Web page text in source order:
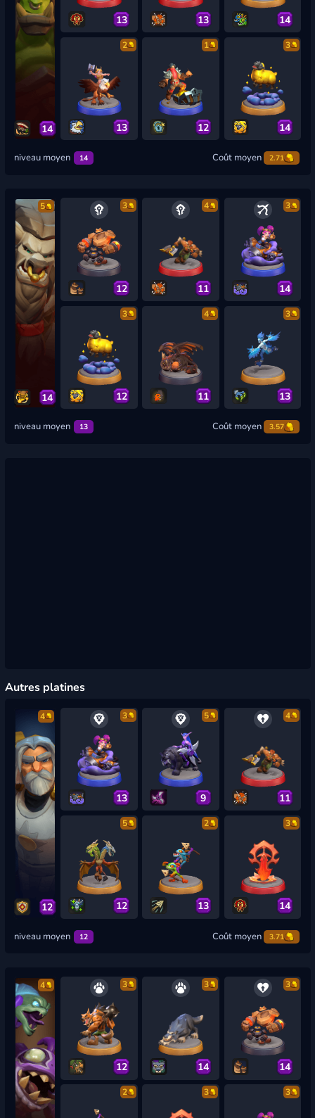
14
13 13 14
2
13
1
12
3
14
niveau moyen 14 Coût moyen 2.71
5
14
3
12
4
11
3
14
3
12
4
11
3
13
niveau moyen 13 Coût moyen 3.57
Autres platines
4
12
3
13
5
9
4
11
5
12
2
13
3
14
niveau moyen 12 Coût moyen 3.71
4 3
12
3
14
3
14
2 3 3